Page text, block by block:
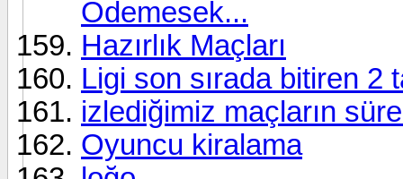
Ödemesek...
Hazırlık Maçları
Ligi son sırada bitiren 2
izlediğimiz maçların
Oyuncu kiralama